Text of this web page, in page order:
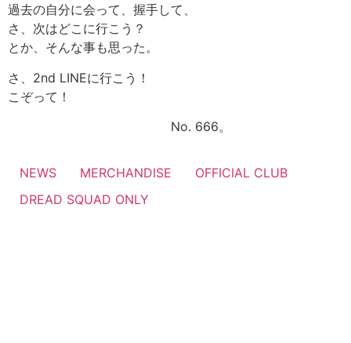
過去の自分に会って、握手して、
さ、次はどこに行こう？
とか、そんな事も思った。
さ、2nd LINEに行こう！
こぞって！
No. 666。
NEWS MERCHANDISE
OFFICIAL CLUB
DREAD SQUAD ONLY